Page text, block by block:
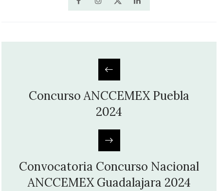
Concurso ANCCEMEX Puebla
2024
Convocatoria Concurso Nacional
ANCCEMEX Guadalajara 2024